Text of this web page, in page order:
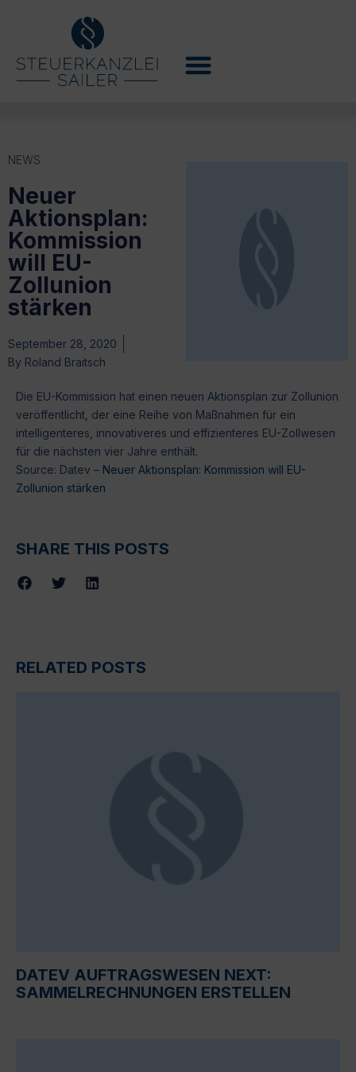
NEWS
Neuer
Aktionsplan:
Kommission
will EU-
Zollunion
stärken
September 28, 2020
By Roland Braitsch
Die EU-Kommission hat einen neuen Aktionsplan zur Zollunion
veröffentlicht, der eine Reihe von Maßnahmen für ein
intelligenteres, innovativeres und effizienteres EU-Zollwesen
für die nächsten vier Jahre enthält.
Source: Datev – Neuer Aktionsplan: Kommission will EU-
Zollunion stärken
SHARE THIS POSTS
RELATED POSTS
DATEV AUFTRAGSWESEN NEXT:
SAMMELRECHNUNGEN ERSTELLEN